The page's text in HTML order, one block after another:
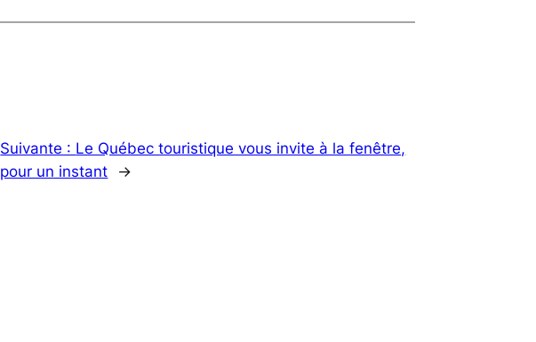
Suivante : Le Québec touristique vous invite à la fenêtre,
pour un instant
→